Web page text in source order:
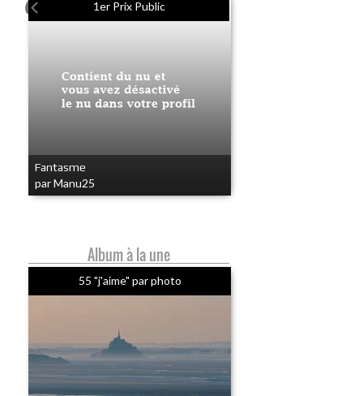
1er Prix Public
Fantasme
par Manu25
Album à la une
55 "j'aime" par photo